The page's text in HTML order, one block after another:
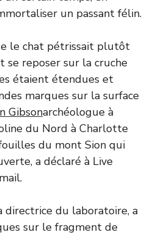
un passant félin.
le chat pétrissait plutôt
se reposer sur la cruche
étaient étendues et
marques sur la surface
Gibsonarchéologue à
du Nord à Charlotte
du mont Sion qui
a déclaré à Live
directrice du laboratoire, a
sur le fragment de